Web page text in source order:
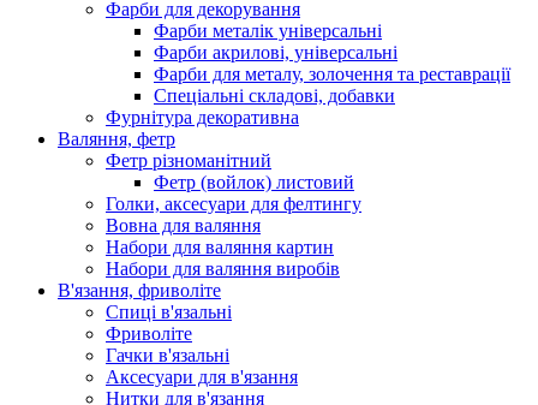
Фарби для декорування
Фарби металік універсальні
Фарби акрилові, універсальні
Фарби для металу, золочення та реставрації
Спеціальні складові, добавки
Фурнітура декоративна
Валяння, фетр
Фетр різноманітний
Фетр (войлок) листовий
Голки, аксесуари для фелтингу
Вовна для валяння
Набори для валяння картин
Набори для валяння виробів
В'язання, фриволіте
Спиці в'язальні
Фриволіте
Гачки в'язальні
Аксесуари для в'язання
Нитки для в'язання